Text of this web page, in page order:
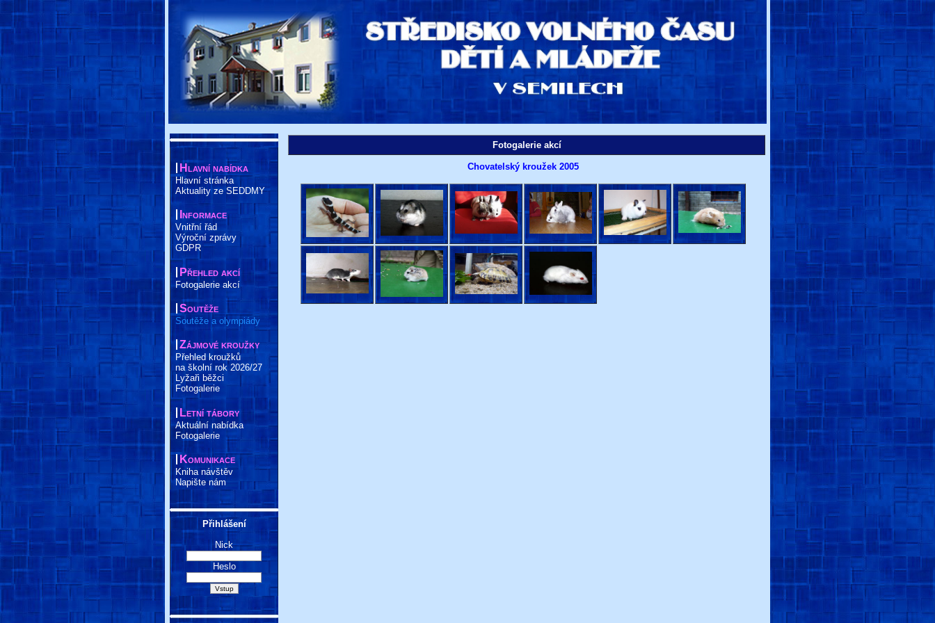
Hlavní nabídka
Hlavní stránka
Aktuality ze SEDDMY
Informace
Vnitřní řád
Výroční zprávy
GDPR
Přehled akcí
Fotogalerie akcí
Soutěže
Soutěže a olympiády
Zájmové kroužky
Přehled kroužků
na školní rok 2026/27
Lyžaři běžci
Fotogalerie
Letní tábory
Aktuální nabídka
Fotogalerie
Komunikace
Kniha návštěv
Napište nám
Přihlášení
Nick
Heslo
Fotogalerie akcí
Chovatelský kroužek 2005